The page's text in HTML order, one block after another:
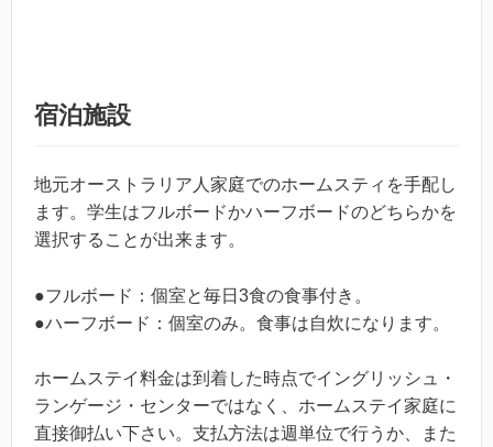
宿泊施設
地元オーストラリア人家庭でのホームスティを手配し
ます。学生はフルボードかハーフボードのどちらかを
選択することが出来ます。
●フルボード：個室と毎日3食の食事付き。
●ハーフボード：個室のみ。食事は自炊になります。
ホームステイ料金は到着した時点でイングリッシュ・
ランゲージ・センターではなく、ホームステイ家庭に
直接御払い下さい。支払方法は週単位で行うか、また